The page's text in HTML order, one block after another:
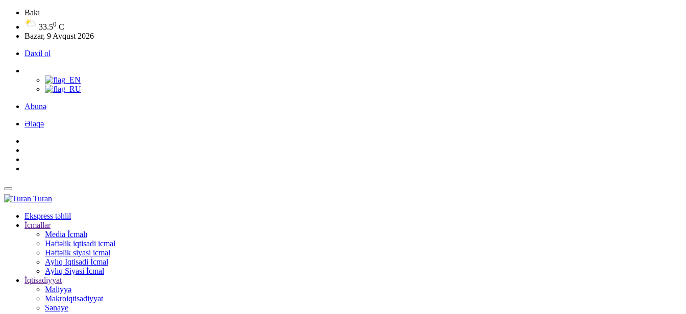
Bakı
33.50 C
Bazar, 9 Avqust 2026
Daxil ol
Abunə
Əlaqə
Turan
Ekspress təhlil
İcmallar
Media İcmalı
Həftəlik iqtisadi icmal
Həftəlik siyasi icmal
Aylıq İqtisadi İcmal
Aylıq Siyasi İcmal
İqtisadiyyat
Maliyyə
Makroiqtisadiyyat
Sənaye